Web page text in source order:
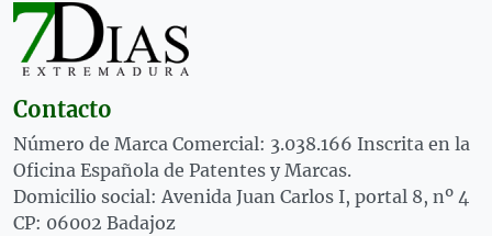
Contacto
Número de Marca Comercial: 3.038.166 Inscrita en la
Oficina Española de Patentes y Marcas.
Domicilio social: Avenida Juan Carlos I, portal 8, nº 4
CP: 06002 Badajoz